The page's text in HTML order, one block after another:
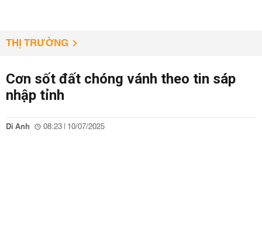
THỊ TRƯỜNG
Cơn sốt đất chóng vánh theo tin sáp
nhập tỉnh
Di Anh 08:23 | 10/07/2025